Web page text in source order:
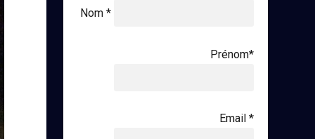
Nom *
Prénom*
Email *